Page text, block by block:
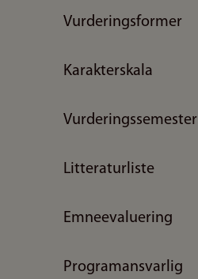
Vurderingsformer
Karakterskala
Vurderingssemester
Litteraturliste
Emneevaluering
Programansvarlig